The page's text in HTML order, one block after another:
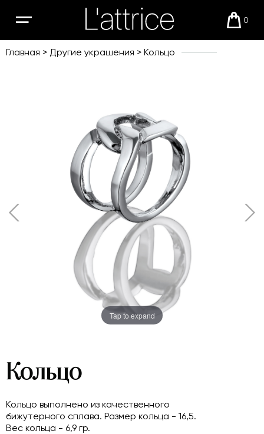
Открыть
0
Главная Другие украшения Кольцо
Tap to expand
Кольцо
Кольцо выполнено из качественного
бижутерного сплава. Размер кольца - 16,5.
Вес кольца - 6,9 гр.